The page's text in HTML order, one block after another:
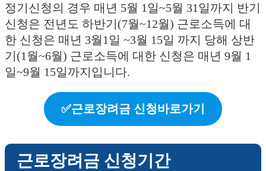
정기신청의 경우 매년 5월 1일~5월 31일까지 반기
신청은 전년도 하반기(7월~12월) 근로소득에 대
한 신청은 매년 3월1일 ~3월 15일 까지 당해 상반
기(1월~6월) 근로소득에 대한 신청은 매년 9월 1
일~9월 15일까지입니다.
✅근로장려금 신청바로가기
근로장려금 신청기간